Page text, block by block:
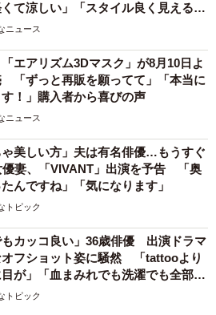
て涼しい」「スタイル良く見える」
ニュース
エアリズム3Dマスク」が8月10日よ
「ずっと再販を願ってて」「本当に
！」購入者から喜びの声
ニュース
ゃ美しい方」夫は有名俳優…もうすぐ
優妻、「VIVANT」出演を予告 「奥
んですね」「気になります」
トピック
もカッコ良い」36歳俳優 出演ドラマ
オフショット姿に騒然 「tattooより
が」「血まみれでも洗濯でも全部か
トピック